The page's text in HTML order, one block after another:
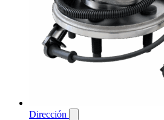
Dirección